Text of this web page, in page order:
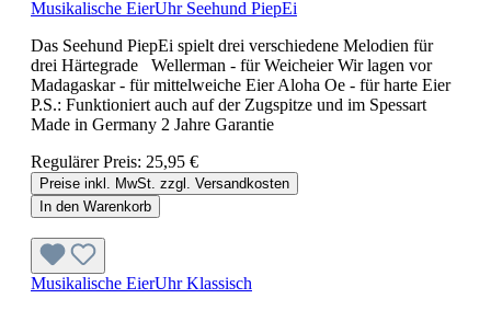
Musikalische EierUhr Seehund PiepEi
Das Seehund PiepEi spielt drei verschiedene Melodien für
drei Härtegrade Wellerman - für Weicheier Wir lagen vor
Madagaskar - für mittelweiche Eier Aloha Oe - für harte Eier
P.S.: Funktioniert auch auf der Zugspitze und im Spessart
Made in Germany 2 Jahre Garantie
Regulärer Preis: 25,95 €
Preise inkl. MwSt. zzgl. Versandkosten
In den Warenkorb
Musikalische EierUhr Klassisch